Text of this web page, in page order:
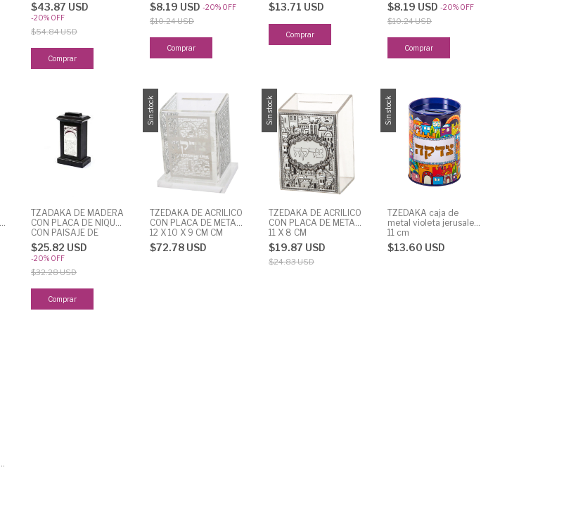
$43.87 USD
-20% OFF
$54.84 USD
$8.19 USD -20% OFF
$10.24 USD
$13.71 USD $8.19 USD -20% OFF
$10.24 USD
TZADAKA DE MADERA
CON PLACA DE NIQUEL
CON PAISAJE DE
JERUSALEM
$25.82 USD
-20% OFF
$32.28 USD
Sin stock
TZEDAKA DE ACRILICO
CON PLACA DE METAL
12 X 10 X 9 CM CM
$72.78 USD
Sin stock
TZEDAKA DE ACRILICO
CON PLACA DE METAL
11 X 8 CM
$19.87 USD
$24.83 USD
Sin stock
TZEDAKA caja de
metal violeta jerusalen
11 cm
$13.60 USD